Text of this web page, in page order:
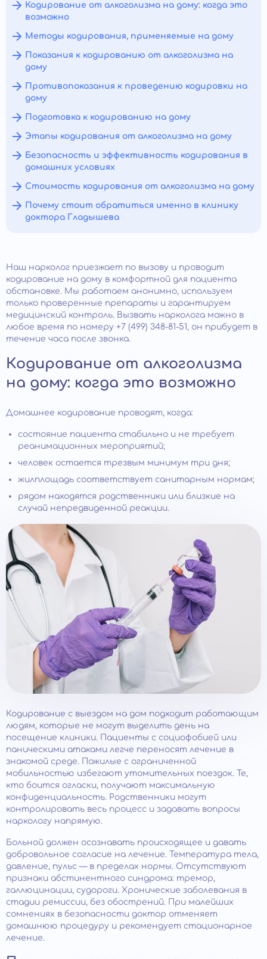
Кодирование от алкоголизма на дому: когда это
возможно
Методы кодирования, применяемые на дому
Показания к кодированию от алкоголизма на
дому
Противопоказания к проведению кодировки на
дому
Подготовка к кодированию на дому
Этапы кодирования от алкоголизма на дому
Безопасность и эффективность кодирования в
домашних условиях
Стоимость кодирования от алкоголизма на дому
Почему стоит обратиться именно в клинику
доктора Гладышева
Наш нарколог приезжает по вызову и проводит
кодирование на дому в комфортной для пациента
обстановке. Мы работаем анонимно, используем
только проверенные препараты и гарантируем
медицинский контроль. Вызвать нарколога можно в
любое время по номеру +7 (499) 348-81-51, он прибудет в
течение часа после звонка.
Кодирование от алкоголизма
на дому: когда это возможно
Домашнее кодирование проводят, когда:
состояние пациента стабильно и не требует
реанимационных мероприятий;
человек остается трезвым минимум три дня;
жилплощадь соответствует санитарным нормам;
рядом находятся родственники или близкие на
случай непредвиденной реакции.
Кодирование с выездом на дом подходит работающим
людям, которые не могут выделить день на
посещение клиники. Пациенты с социофобией или
паническими атаками легче переносят лечение в
знакомой среде. Пожилые с ограниченной
мобильностью избегают утомительных поездок. Те,
кто боится огласки, получают максимальную
конфиденциальность. Родственники могут
контролировать весь процесс и задавать вопросы
наркологу напрямую.
Больной должен осознавать происходящее и давать
добровольное согласие на лечение. Температура тела,
давление, пульс — в пределах нормы. Отсутствуют
признаки абстинентного синдрома: тремор,
галлюцинации, судороги. Хронические заболевания в
стадии ремиссии, без обострений. При малейших
сомнениях в безопасности доктор отменяет
домашнюю процедуру и рекомендует стационарное
лечение.